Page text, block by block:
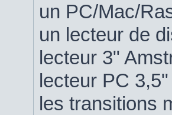
un PC/Mac/
un lecteur de
lecteur 3"
lecteur PC
les transitions